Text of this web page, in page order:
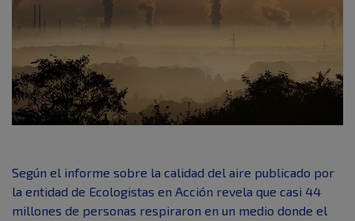
Según el informe sobre la calidad del aire publicado por
la entidad de Ecologistas en Acción revela que casi 44
millones de personas respiraron en un medio donde el